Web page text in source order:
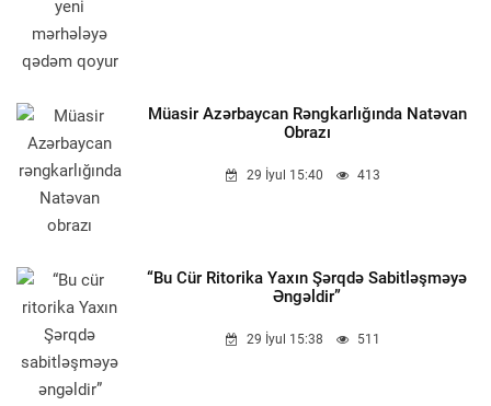
Müasir Azərbaycan Rəngkarlığında Natəvan
Obrazı
29 İyul 15:40 413
“Bu Cür Ritorika Yaxın Şərqdə Sabitləşməyə
Əngəldir”
29 İyul 15:38 511